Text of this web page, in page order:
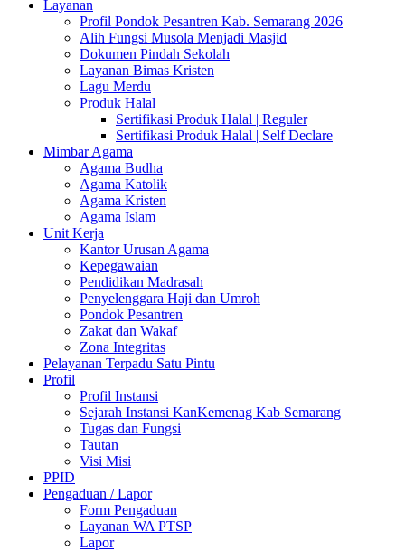
Layanan
Profil Pondok Pesantren Kab. Semarang 2026
Alih Fungsi Musola Menjadi Masjid
Dokumen Pindah Sekolah
Layanan Bimas Kristen
Lagu Merdu
Produk Halal
Sertifikasi Produk Halal | Reguler
Sertifikasi Produk Halal | Self Declare
Mimbar Agama
Agama Budha
Agama Katolik
Agama Kristen
Agama Islam
Unit Kerja
Kantor Urusan Agama
Kepegawaian
Pendidikan Madrasah
Penyelenggara Haji dan Umroh
Pondok Pesantren
Zakat dan Wakaf
Zona Integritas
Pelayanan Terpadu Satu Pintu
Profil
Profil Instansi
Sejarah Instansi KanKemenag Kab Semarang
Tugas dan Fungsi
Tautan
Visi Misi
PPID
Pengaduan / Lapor
Form Pengaduan
Layanan WA PTSP
Lapor